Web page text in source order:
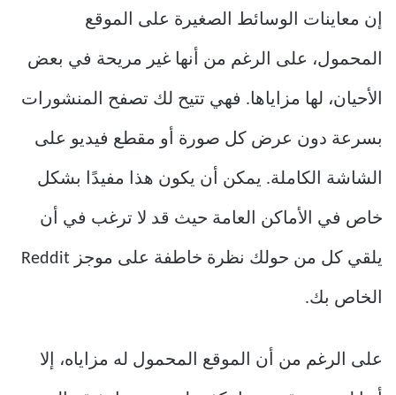
إن معاينات الوسائط الصغيرة على الموقع
المحمول، على الرغم من أنها غير مريحة في بعض
الأحيان، لها مزاياها. فهي تتيح لك تصفح المنشورات
بسرعة دون عرض كل صورة أو مقطع فيديو على
الشاشة الكاملة. يمكن أن يكون هذا مفيدًا بشكل
خاص في الأماكن العامة حيث قد لا ترغب في أن
يلقي كل من حولك نظرة خاطفة على موجز Reddit
الخاص بك.
على الرغم من أن الموقع المحمول له مزاياه، إلا